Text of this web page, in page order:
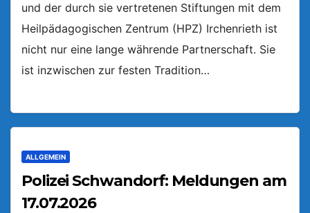
und der durch sie vertretenen Stiftungen mit dem
Heilpädagogischen Zentrum (HPZ) Irchenrieth ist
nicht nur eine lange währende Partnerschaft. Sie
ist inzwischen zur festen Tradition…
ALLGEMEIN
Polizei Schwandorf: Meldungen am
17.07.2026